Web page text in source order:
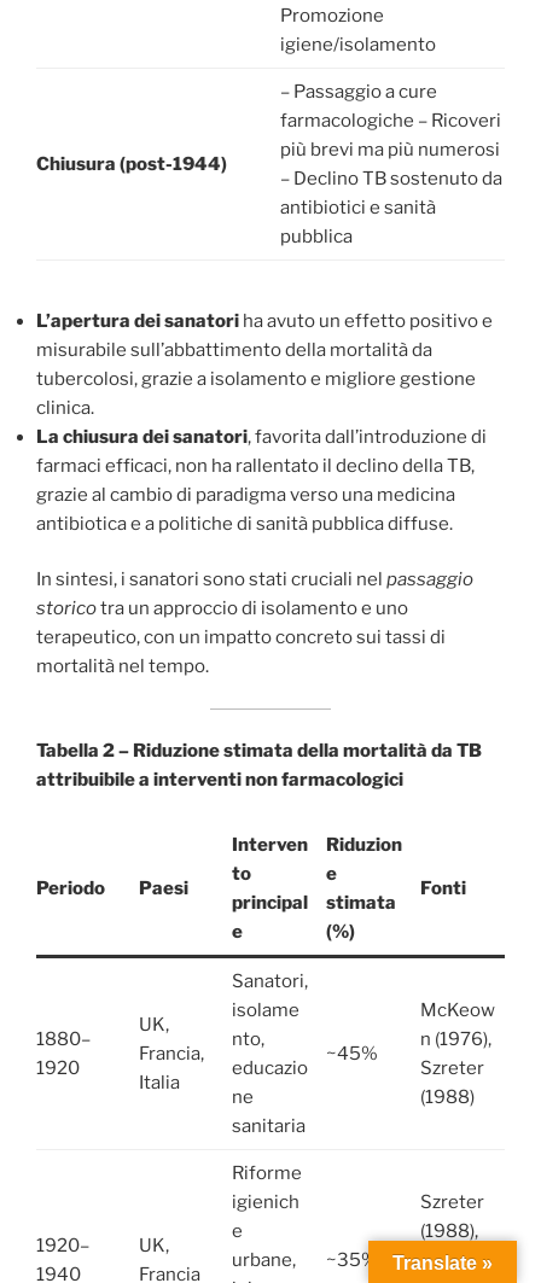
Promozione
igiene/isolamento
Chiusura (post-1944)
– Passaggio a cure
farmacologiche – Ricoveri
più brevi ma più numerosi
– Declino TB sostenuto da
antibiotici e sanità
pubblica
L’apertura dei sanatori ha avuto un effetto positivo e
misurabile sull’abbattimento della mortalità da
tubercolosi, grazie a isolamento e migliore gestione
clinica.
La chiusura dei sanatori, favorita dall’introduzione di
farmaci efficaci, non ha rallentato il declino della TB,
grazie al cambio di paradigma verso una medicina
antibiotica e a politiche di sanità pubblica diffuse.
In sintesi, i sanatori sono stati cruciali nel passaggio
storicotra un approccio di isolamento e uno
terapeutico, con un impatto concreto sui tassi di
mortalità nel tempo.
Tabella 2 – Riduzione stimata della mortalità da TB
attribuibile a interventi non farmacologici
Periodo Paesi
Interven
to
principal
e
Riduzion
e
stimata
(%)
Fonti
1880–
1920
UK,
Francia,
Italia
Sanatori,
isolame
nto,
educazio
ne
sanitaria
~45%
McKeow
n (1976),
Szreter
(1988)
1920–
1940
UK,
Francia
Riforme
igienich
e
urbane,
~35%
Szreter
(1988),
WHO
Translate »